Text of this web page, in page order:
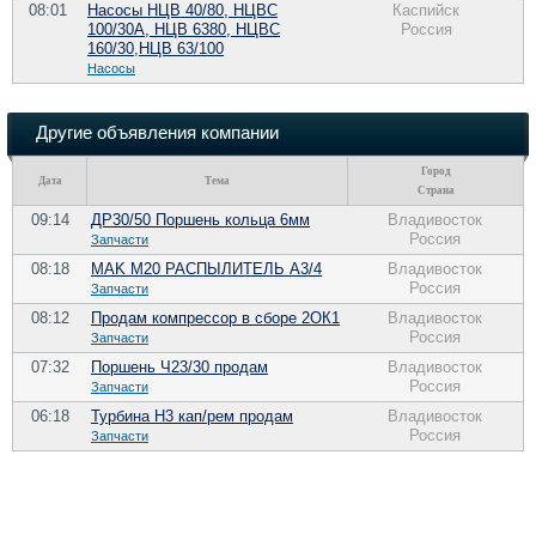
08:01
Насосы НЦВ 40/80, НЦВС
100/30А, НЦВ 6380, НЦВС
160/30,НЦВ 63/100
Насосы
Каспийск
Россия
Другие объявления компании
Дата Тема
Город
Страна
09:14 ДР30/50 Поршень кольца 6мм
Запчасти
Владивосток
Россия
08:18
MAK M20 РАСПЫЛИТЕЛЬ A3/4
Запчасти
Владивосток
Россия
08:12
Продам компрессор в сборе 2ОК1
Запчасти
Владивосток
Россия
07:32
Поршень Ч23/30 продам
Запчасти
Владивосток
Россия
06:18
Турбина Н3 кап/рем продам
Запчасти
Владивосток
Россия